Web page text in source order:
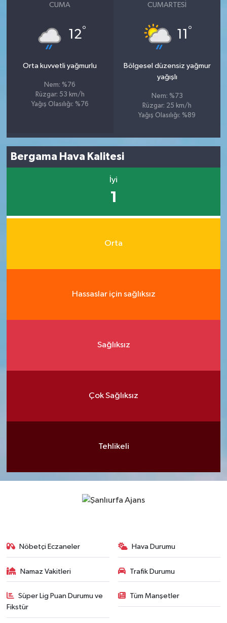
CUMA
12°
Orta kuvvetli yağmurlu
Nem: %76
Rüzgar: 53 km/h
Yağış Olasılığı: %76
CUMARTESI
11 °
Bölgesel düzensiz yağmur
yağışlı
Nem: %73
Rüzgar: 25 km/h
Yağış Olasılığı: %89
Bergama Hava Kalitesi
İyi
1
Orta
Hassaslar için sağlıksız
Sağlıksız
Çok Sağlıksız
Tehlikeli
Nöbetçi Eczaneler Hava Durumu
Namaz Vakitleri Trafik Durumu
Süper Lig Puan Durumu ve
Fikstür
Tüm Manşetler